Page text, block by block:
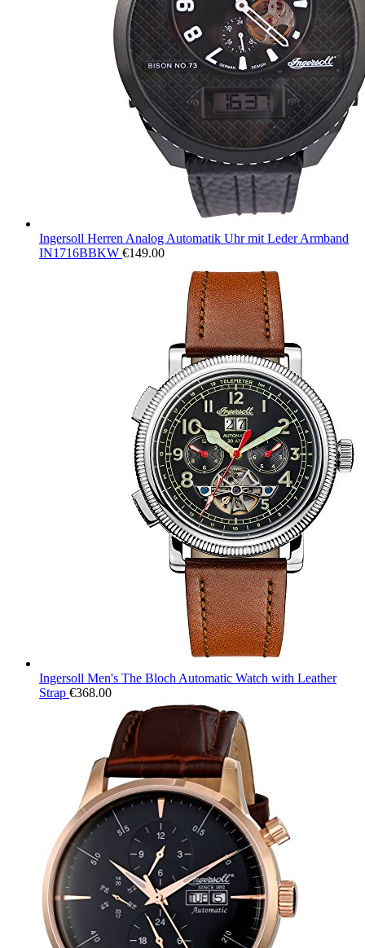
Ingersoll Herren Analog Automatik Uhr mit Leder Armband
IN1716BBKW €149.00
Ingersoll Men's The Bloch Automatic Watch with Leather
Strap €368.00